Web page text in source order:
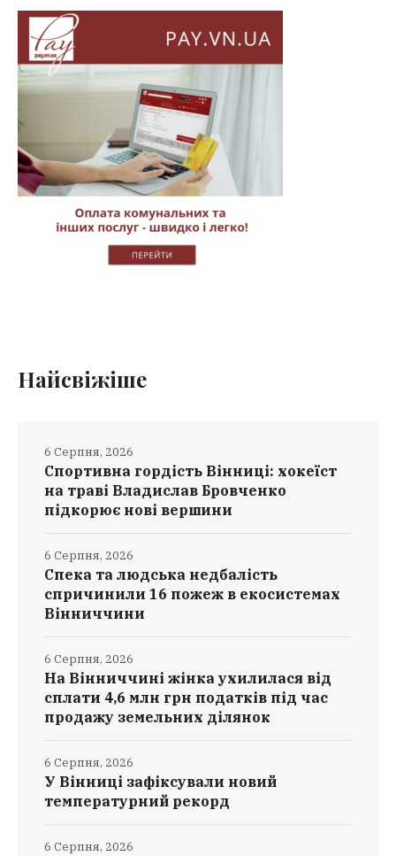
Найсвіжіше
Спортивна гордість Вінниці: хокеїст
на траві Владислав Бровченко
підкорює нові вершини
6 Серпня, 2026
Спека та людська недбалість
спричинили 16 пожеж в екосистемах
Вінниччини
6 Серпня, 2026
На Вінниччині жінка ухилилася від
сплати 4,6 млн грн податків під час
продажу земельних ділянок
6 Серпня, 2026
У Вінниці зафіксували новий
температурний рекорд
6 Серпня, 2026
6 Серпня, 2026